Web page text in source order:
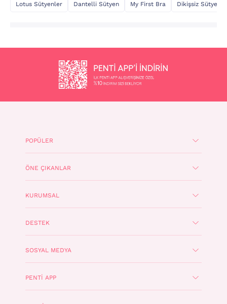
Lotus Sütyenler Dantelli Sütyen My First Bra Dikişsiz Sütyen
POPÜLER
ÖNE ÇIKANLAR
KURUMSAL
DESTEK
SOSYAL MEDYA
PENTI APP